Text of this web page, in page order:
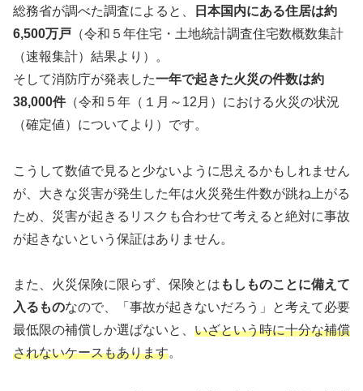
総務省が調べた調査によると、
日本国内にある住居は約
6,500万戸 （令和５年住宅・土地統計調査住宅数概数集計
（速報集計）結果より）。
そして消防庁が発表した一年で起きた火災の件数は約
38,000件（令和５年（１月～12月）における火災の状況
（確定値）についてより）です。
こうして数値で見ると少ないように思えるかもしれません
が、大きな災害が発生した年は火災発生件数が跳ね上がる
ため、災害が起きるリスクも合わせて考えると絶対に事故
が起きないという保証はありません。
また、火災保険に限らず、保険とは もしものことに備えて
入るものなので、「事故が起きないだろう」と考えて必要
最低限の補償しか選ばないと、 いざという時に十分な補償
されないケースもあります。